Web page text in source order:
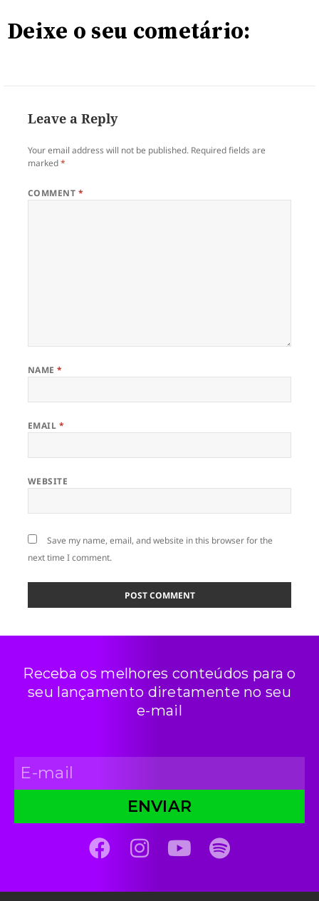
Deixe o seu cometário:
Leave a Reply
Your email address will not be published. Required fields are
marked*
COMMENT *
NAME*
EMAIL *
WEBSITE
Save my name, email, and website in this browser for the
next time I comment.
Receba os melhores conteúdos para o
seu lançamento diretamente no seu
e-mail
ENVIAR